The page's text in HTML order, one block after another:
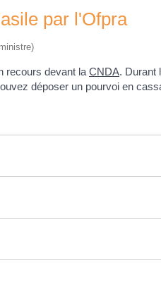
par l'Ofpra
recours devant la CNDA. Durant
déposer un pourvoi en